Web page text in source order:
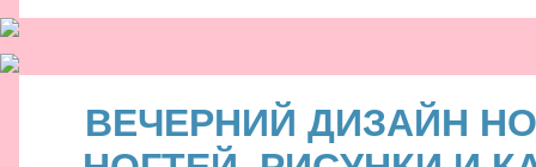
ВЕЧЕРНИЙ ДИЗАЙН